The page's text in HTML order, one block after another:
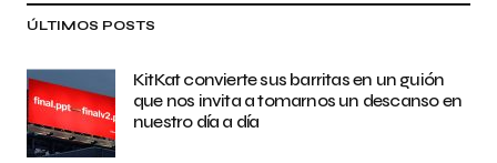
ÚLTIMOS POSTS
KitKat convierte sus barritas en un guión
que nos invita a tomarnos un descanso en
nuestro día a día